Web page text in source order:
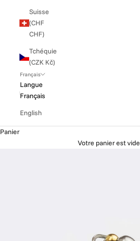
Suisse
(CHF
CHF)
Tchéquie
(CZK Kč)
Français
Langue
Français
English
Panier
Votre panier est vide